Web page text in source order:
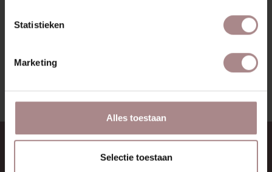
Statistieken
Marketing
Alles toestaan
Selectie toestaan
CONTACT